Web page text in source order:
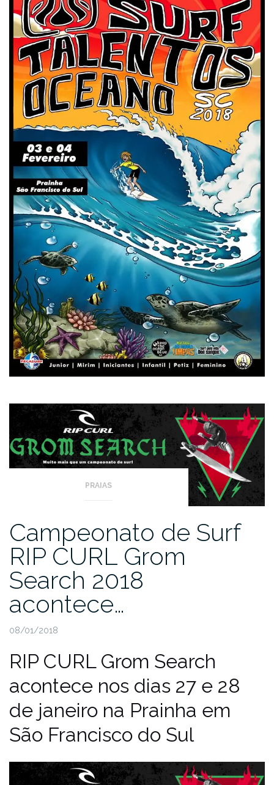
PRAIAS
Campeonato de Surf
RIP CURL Grom
Search 2018
acontece…
08/01/2018
RIP CURL Grom Search
acontece nos dias 27 e 28
de janeiro na Prainha em
São Francisco do Sul